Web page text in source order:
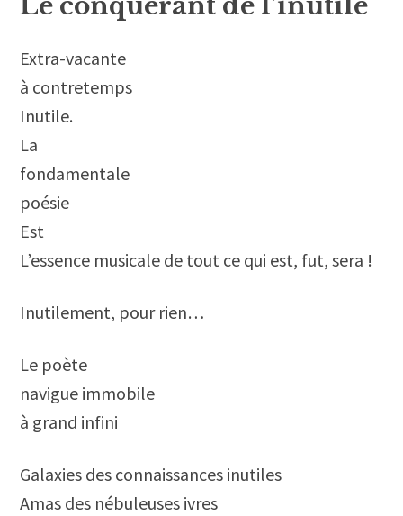
Extra-vacante
à contretemps
Inutile.
La
fondamentale
poésie
Est
L’essence musicale de tout ce qui est, fut, sera !
Inutilement, pour rien…
Le poète
navigue immobile
à grand infini
Galaxies des connaissances inutiles
Amas des nébuleuses ivres